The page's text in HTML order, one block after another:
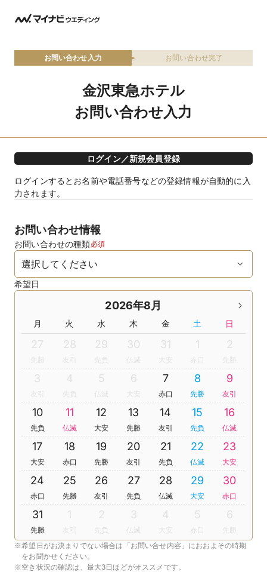
お問い合わせ入力 お問い合わせ完了
金沢東急ホテル
お問い合わせ入力
ログイン／新規会員登録
ログインするとお名前や電話番号などの登録情報が自動的に入
力されます。
お問い合わせ情報
お問い合わせの種類必須
希望日
2026年8月
月 火 水 木 金 土 日
27 28
友引
29
先負
30
仏滅
31
大安
1 2
3
友引
4
先負
5
仏滅
6
大安
7
赤口
8
先勝
9
友引
10
先負
11
仏滅
12
大安
13
先勝
14
友引
15
先負
16
仏滅
17
大安
18
赤口
19
先勝
20
友引
21
先負
22
仏滅
23
大安
24
赤口
25
先勝
26
友引
27
先負
28
仏滅
29
大安
30
赤口
31
先勝
1
友引
2
先負
3
仏滅
4
大安
5 6
※希望日がお決まりでない場合は「お問い合せ内容」におおよその時期
をお聞かせください。
※空き状況の確認は、最大3日ほどがオススメです。